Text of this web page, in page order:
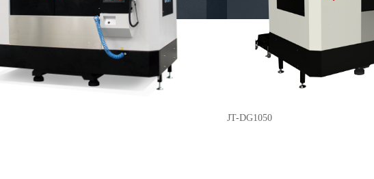
JT-DG1050